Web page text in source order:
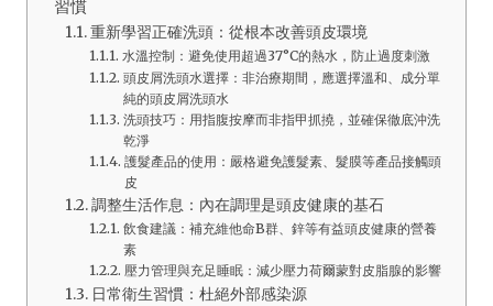
習慣
重新學習正確洗頭：從根本改善頭皮環境
水溫控制：避免使用超過37°C的熱水，防止過度刺激
頭皮屑洗頭水選擇：非治療期間，應選擇溫和、成分單
純的頭皮屑洗頭水
洗頭技巧：用指腹按摩而非指甲抓撓，並確保徹底沖洗
乾淨
護髮產品的使用：嚴格避免護髮素、髮膜等產品接觸頭
皮
調整生活作息：內在調理是頭皮健康的基石
飲食建議：補充維他命B群、鋅等有益頭皮健康的營養
素
壓力管理與充足睡眠：減少壓力荷爾蒙對皮脂腺的影響
日常衛生習慣：杜絕外部感染源